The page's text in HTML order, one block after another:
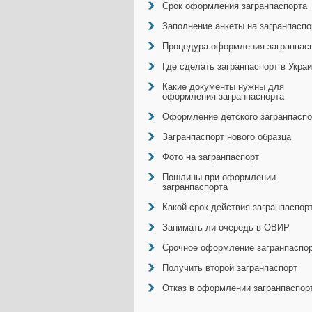
Срок оформления загранпаспорта
Заполнение анкеты на
Процедура оформления
Где сделать загранпаспорт в
Какие документы нужны для
оформления загранпаспорта
Оформление детского
Загранпаспорт нового образца
Фото на загранпаспорт
Пошлины при оформлении
загранпаспорта
Какой срок действия
Занимать ли очередь в ОВИР
Срочное оформление
Получить второй загранпаспорт
Отказ в оформлении